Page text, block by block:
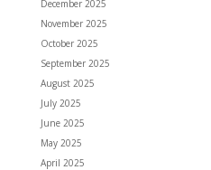
December 2025
November 2025
October 2025
September 2025
August 2025
July 2025
June 2025
May 2025
April 2025